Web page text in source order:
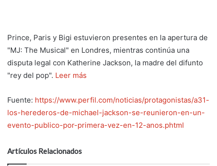
Prince, Paris y Bigi estuvieron presentes en la apertura de
"MJ: The Musical" en Londres, mientras continúa una
disputa legal con Katherine Jackson, la madre del difunto
"rey del pop". Leer más
Fuente: https://www.perfil.com/noticias/protagonistas/a31-
los-herederos-de-michael-jackson-se-reunieron-en-un-
evento-publico-por-primera-vez-en-12-anos.phtml
Artículos Relacionados